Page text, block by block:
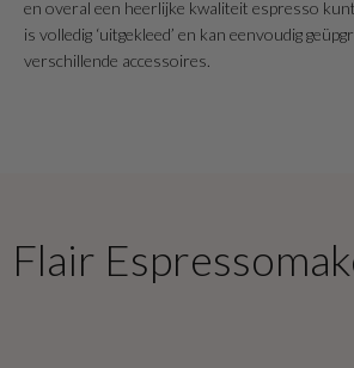
en overal een heerlijke kwaliteit espresso
is volledig ‘uitgekleed’ en kan eenvoudig
verschillende accessoires.
Flair